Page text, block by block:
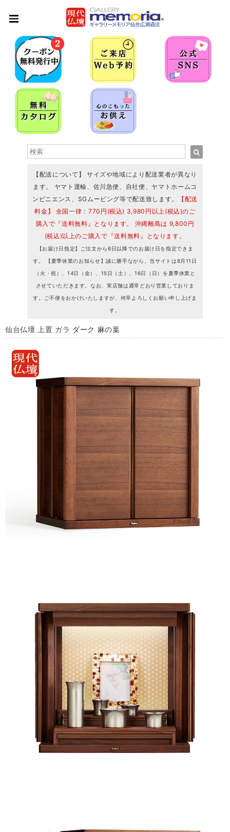
【配送について】 サイズや地域により配送業者が異なり
ます。 ヤマト運輸、佐川急便、自社便、ヤマトホームコ
ンビニエンス、SGムービング等で配送致します。
【配送
料金】 全国一律：770円(税込) 3,980円以上(税込)のご
購入で『送料無料』となります。 沖縄離島は 9,800円
(税込)以上のご購入で『送料無料』となります。
【お届け日指定】ご注文から6日以降でのお届け日を指定できま
す。 【夏季休業のお知らせ】誠に勝手ながら、当サイトは8月11日
（火・祝）、14日（金）、15日（土）、16日（日）を夏季休業と
させていただきます。なお、実店舗は通常どおり営業しておりま
す。ご不便をおかけいたしますが、何卒よろしくお願い申し上げま
す。
仙台仏壇 上置 ガラ ダーク 麻の葉